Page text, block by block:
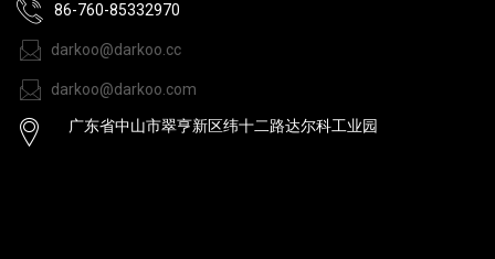
86-760-85332970
darkoo@darkoo.cc
darkoo@darkoo.com
广东省中山市翠亨新区纬十二路达尔科工业园